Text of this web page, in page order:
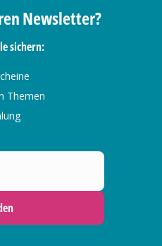
Newsletter?
sichern:
Themen